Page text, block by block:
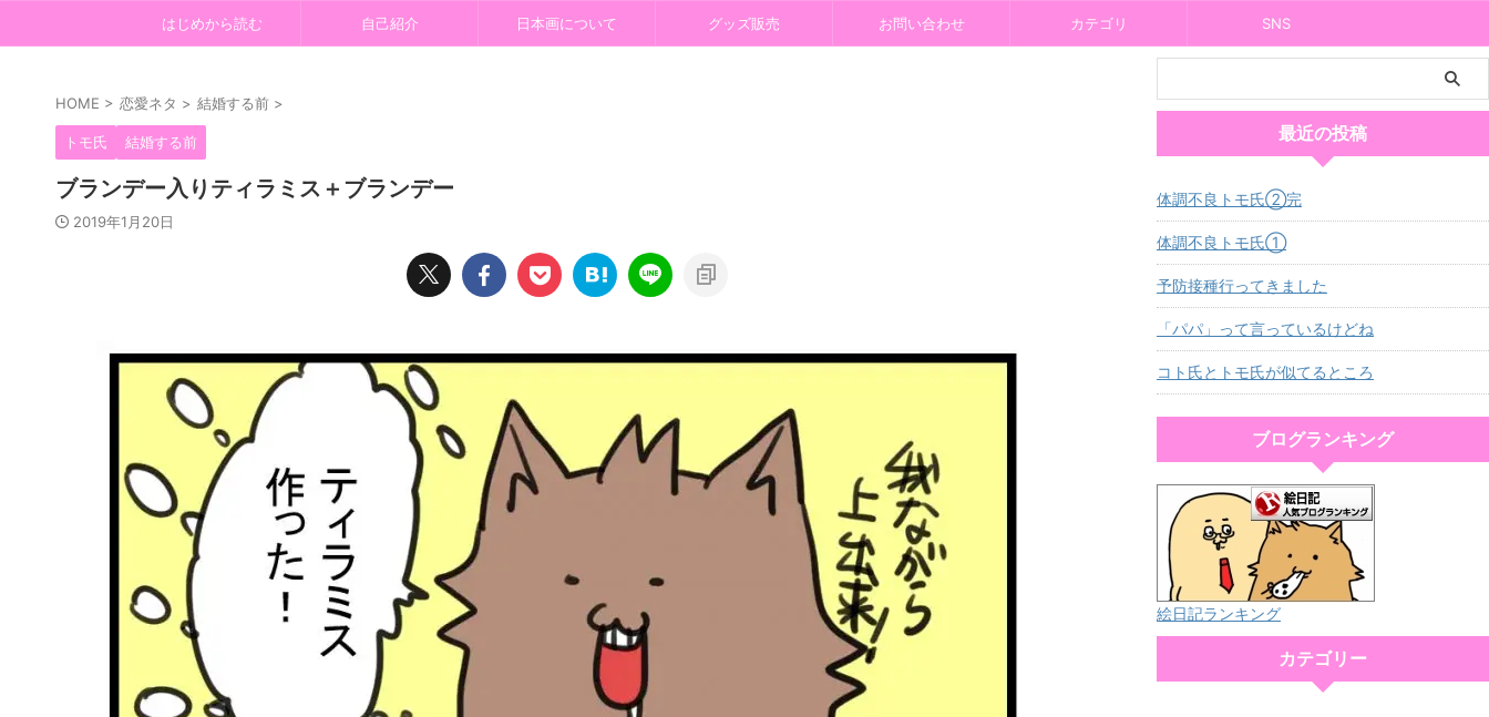
はじめから読む 自己紹介 日本画について グッズ販売 お問い合わせ カテゴリ SNS
HOME > 恋愛ネタ > 結婚する前 >
トモ氏 結婚する前
ブランデー入りティラミス＋ブランデー
2019年1月20日
最近の投稿
体調不良トモ氏②完
体調不良トモ氏①
予防接種行ってきました
「パパ」って言っているけどね
コト氏とトモ氏が似てるところ
ブログランキング
絵日記ランキング
カテゴリー